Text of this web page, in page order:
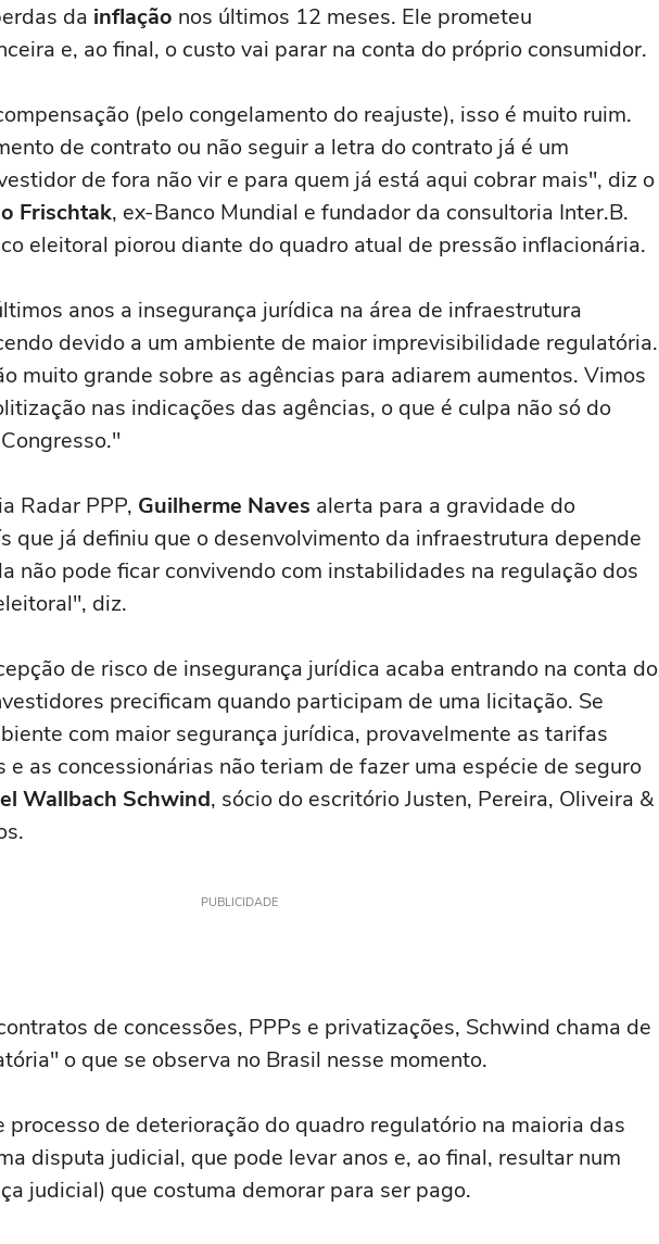
da inflação nos últimos 12 meses. Ele prometeu
e, ao final, o custo vai parar na conta do próprio consumidor.
(pelo congelamento do reajuste), isso é muito ruim.
de contrato ou não seguir a letra do contrato já é um
de fora não vir e para quem já está aqui cobrar mais", diz o
Frischtak, ex-Banco Mundial e fundador da consultoria Inter.B.
eleitoral piorou diante do quadro atual de pressão inflacionária.
anos a insegurança jurídica na área de infraestrutura
devido a um ambiente de maior imprevisibilidade regulatória.
muito grande sobre as agências para adiarem aumentos. Vimos
nas indicações das agências, o que é culpa não só do
Radar PPP, Guilherme Naves alerta para a gravidade do
que já definiu que o desenvolvimento da infraestrutura depende
não pode ficar convivendo com instabilidades na regulação dos
diz.
de risco de insegurança jurídica acaba entrando na conta do
precificam quando participam de uma licitação. Se
com maior segurança jurídica, provavelmente as tarifas
e as concessionárias não teriam de fazer uma espécie de seguro
Wallbach Schwind, sócio do escritório Justen, Pereira, Oliveira &
PUBLICIDADE
de concessões, PPPs e privatizações, Schwind chama de
o que se observa no Brasil nesse momento.
processo de deterioração do quadro regulatório na maioria das
disputa judicial, que pode levar anos e, ao final, resultar num
judicial) que costuma demorar para ser pago.